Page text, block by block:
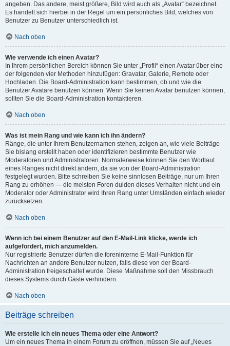
angeben. Das andere, meist größere, Bild wird auch als „Avatar“ bezeichnet.
Es handelt sich hierbei in der Regel um ein persönliches Bild, welches von
Benutzer zu Benutzer unterschiedlich ist.
Nach oben
Wie verwende ich einen Avatar?
In Ihrem persönlichen Bereich können Sie unter „Profil“ einen Avatar über eine
der folgenden vier Methoden hinzufügen: Gravatar, Galerie, Remote oder
Hochladen. Die Board-Administration kann bestimmen, ob und wie die
Benutzer Avatare benutzen können. Wenn Sie keinen Avatar benutzen können,
sollten Sie die Board-Administration kontaktieren.
Nach oben
Was ist mein Rang und wie kann ich ihn ändern?
Ränge, die unter Ihrem Benutzernamen stehen, zeigen an, wie viele Beiträge
Sie bislang erstellt haben oder identifizieren bestimmte Benutzer wie
Moderatoren und Administratoren. Normalerweise können Sie den Wortlaut
eines Ranges nicht direkt ändern, da sie von der Board-Administration
festgelegt wurden. Bitte schreiben Sie keine sinnlosen Beiträge, nur um Ihren
Rang zu erhöhen — die meisten Foren dulden dieses Verhalten nicht und ein
Moderator oder Administrator wird Ihren Rang unter Umständen einfach wieder
zurücksetzen.
Nach oben
Wenn ich bei einem Benutzer auf den E-Mail-Link klicke, werde ich
aufgefordert, mich anzumelden.
Nur registrierte Benutzer dürfen die foreninterne E-Mail-Funktion für
Nachrichten an andere Benutzer nutzen, falls diese von der Board-
Administration freigeschaltet wurde. Diese Maßnahme soll den Missbrauch
dieses Systems durch Gäste verhindern.
Nach oben
Beiträge schreiben
Wie erstelle ich ein neues Thema oder eine Antwort?
Um ein neues Thema in einem Forum zu eröffnen, müssen Sie auf „Neues